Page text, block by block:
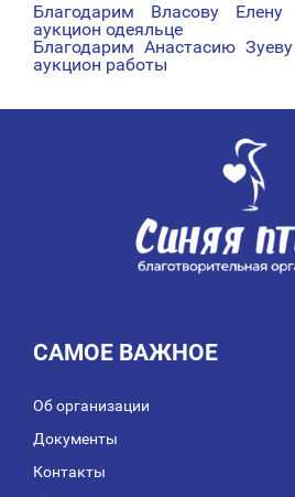
НАВИГАЦИЯ
ПО
ЗАПИСЯМ
Благодарим Власову
аукцион одеяльце
Благодарим Анастасию
аукцион работы
САМОЕ ВАЖНОЕ
Об организации
Документы
Контакты